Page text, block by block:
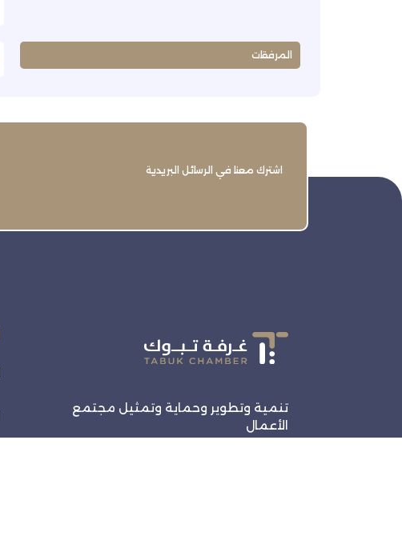
المرفقات
اشترك معنا في الرسائل البريدية
تنمية وتطوير وحماية وتمثيل مجتمع
الأعمال